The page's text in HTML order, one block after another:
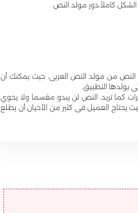
كاملاً،دور مولد النص
من مولد النص العربى، حيث يمكنك أن
يولدها التطبيق.
كما تريد، النص لن يبدو مقسما ولا يحوي
العميل فى كثير من الأحيان أن يطلع